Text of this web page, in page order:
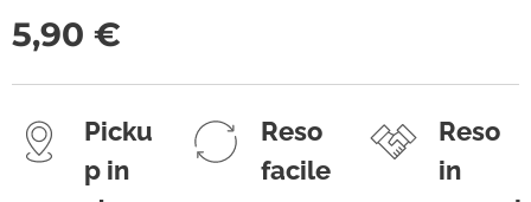
5,90 €
Picku
p in
Reso
facile
Reso
in